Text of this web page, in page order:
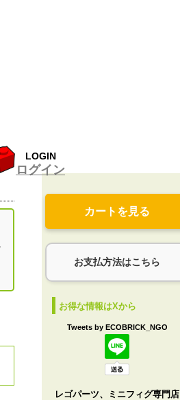
LOGIN
ログイン
カートを見る
お支払方法はこちら
お得な情報はXから
Tweets by ECOBRICK_NGO
レゴパーツ、ミニフィグ専門店